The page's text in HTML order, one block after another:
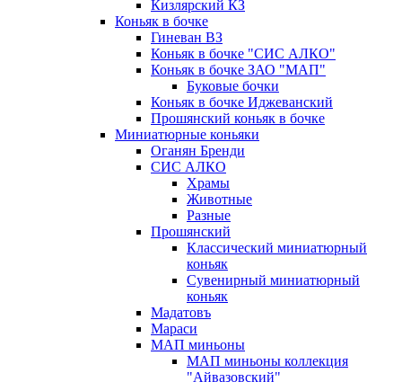
Кизлярский КЗ
Коньяк в бочке
Гиневан ВЗ
Коньяк в бочке "СИС АЛКО"
Коньяк в бочке ЗАО "МАП"
Буковые бочки
Коньяк в бочке Иджеванский
Прошянский коньяк в бочке
Миниатюрные коньяки
Оганян Бренди
СИС АЛКО
Храмы
Животные
Разные
Прошянский
Классический миниатюрный
коньяк
Сувенирный миниатюрный
коньяк
Мадатовъ
Мараси
МАП миньоны
МАП миньоны коллекция
"Айвазовский"